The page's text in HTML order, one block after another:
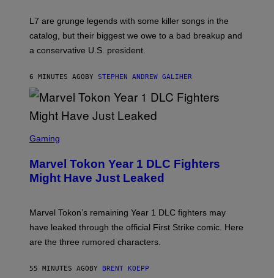
N
A
P
G
E
T
Y
M
A
E
S
L7 are grunge legends with some killer songs in the
catalog, but their biggest we owe to a bad breakup and
a conservative U.S. president.
6 MINUTES AGO BY STEPHEN ANDREW GALIHER
C
E
N
S
T
P
A
S
Gaming
Marvel Tokon Year 1 DLC Fighters
Might Have Just Leaked
Marvel Tokon’s remaining Year 1 DLC fighters may
have leaked through the official First Strike comic. Here
are the three rumored characters.
55 MINUTES AGO BY BRENT KOEPP